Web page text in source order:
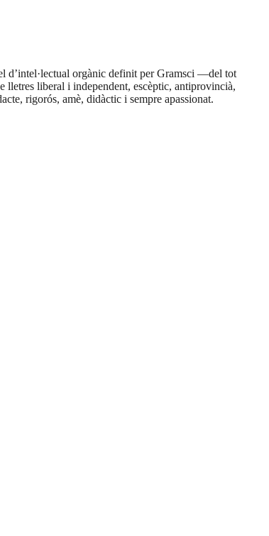
d’intel·lectual orgànic definit per Gramsci —del tot
lletres liberal i independent, escèptic, antiprovincià,
rigorós, amè, didàctic i sempre apassionat.